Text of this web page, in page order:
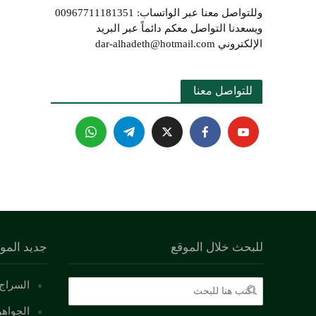
وللتواصل معنا عبر الواتساب: 00967711181351
ويسعدنا التواصل معكم دائماً عبر البريد
الإلكتروني dar-alhadeth@hotmail.com
للتواصل معنا
جديد للبحث خلال الموقع